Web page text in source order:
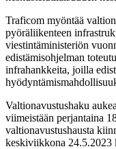
Traficom myöntää
pyöräliikenteen
viestintäministeriön
edistämisohjelman
infrahankkeita, joilla
Valtionavustushaku
viimeistään perjantaina
valtionavustushausta
keskiviikkona 24.5.2023